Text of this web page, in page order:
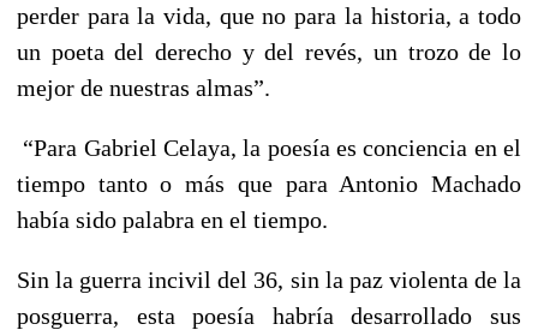
perder para la vida, que no para la historia, a todo
un poeta del derecho y del revés, un trozo de lo
mejor de nuestras almas”.
“Para Gabriel Celaya, la poesía es conciencia en el
tiempo tanto o más que para Antonio Machado
había sido palabra en el tiempo.
Sin la guerra incivil del 36, sin la paz violenta de la
posguerra, esta poesía habría desarrollado sus